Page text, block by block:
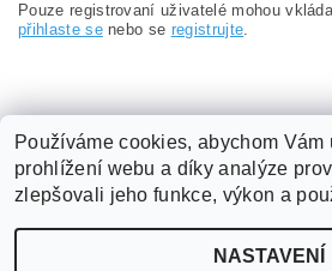
Pouze registrovaní uživatelé mohou
přihlaste senebo se registrujte.
Obchodní podmínky | Podmínky
ABX software s.r.o. |
Používáme cookies, abychom
prohlížení webu a díky analýze
zlepšovali jeho funkce, výkon a
NASTAVENÍ